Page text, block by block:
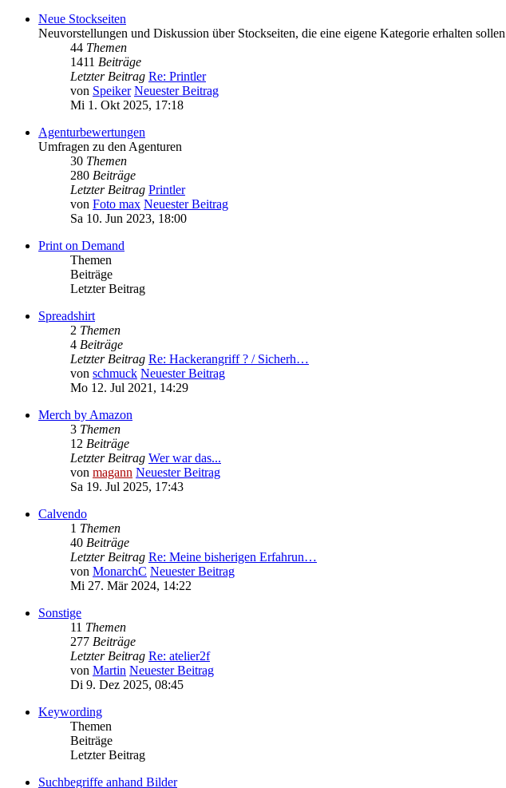
Neue Stockseiten
Neuvorstellungen und Diskussion über Stockseiten, die eine eigene Kategorie erhalten sollen
44 Themen
1411 Beiträge
Letzter Beitrag Re: Printler
von Speiker Neuester Beitrag
Mi 1. Okt 2025, 17:18
Agenturbewertungen
Umfragen zu den Agenturen
30 Themen
280 Beiträge
Letzter Beitrag Printler
von Foto max Neuester Beitrag
Sa 10. Jun 2023, 18:00
Print on Demand
Themen
Beiträge
Letzter Beitrag
Spreadshirt
2 Themen
4 Beiträge
Letzter Beitrag Re: Hackerangriff ? / Sicherh…
von schmuck Neuester Beitrag
Mo 12. Jul 2021, 14:29
Merch by Amazon
3 Themen
12 Beiträge
Letzter Beitrag Wer war das...
von magann Neuester Beitrag
Sa 19. Jul 2025, 17:43
Calvendo
1 Themen
40 Beiträge
Letzter Beitrag Re: Meine bisherigen Erfahrun…
von MonarchC Neuester Beitrag
Mi 27. Mär 2024, 14:22
Sonstige
11 Themen
277 Beiträge
Letzter Beitrag Re: atelier2f
von Martin Neuester Beitrag
Di 9. Dez 2025, 08:45
Keywording
Themen
Beiträge
Letzter Beitrag
Suchbegriffe anhand Bilder